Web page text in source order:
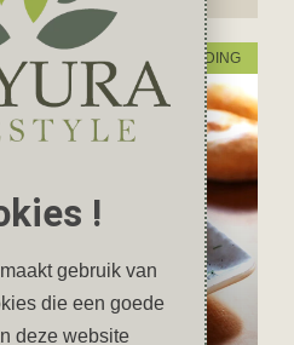
VOEDING
!
gebruik van
die een goede
deze website